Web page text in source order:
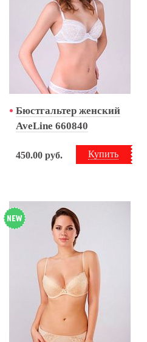
Бюстгальтер женский
AveLine 660840
Купить
450.00 руб.